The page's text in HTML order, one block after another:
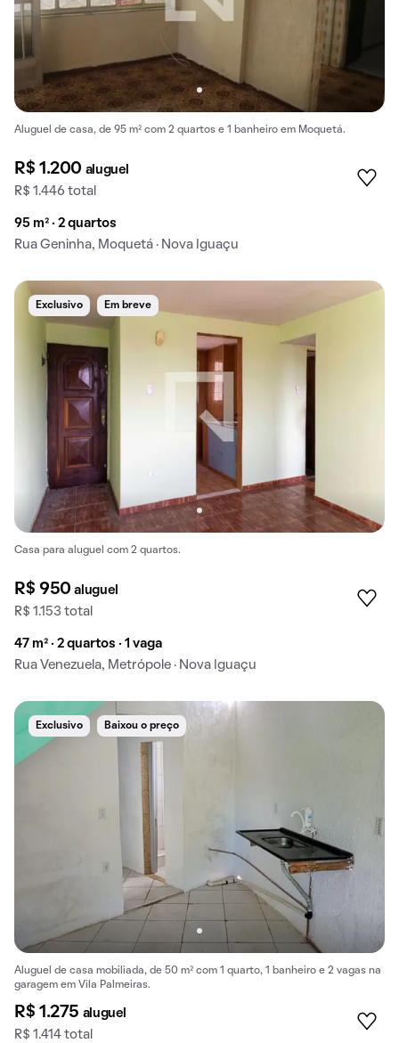
Aluguel de casa, de 95 m² com 2 quartos e 1 banheiro em Moquetá.
R$ 1.200 aluguel
R$ 1.446 total
95 m² · 2 quartos
Rua Geninha, Moquetá · Nova Iguaçu
Exclusivo Em breve
Casa para aluguel com 2 quartos.
R$ 950aluguel
R$ 1.153 total
47 m² · 2 quartos · 1 vaga
Rua Venezuela, Metrópole · Nova Iguaçu
Exclusivo Baixou o preço
Aluguel de casa mobiliada, de 50 m² com 1 quarto, 1 banheiro e 2 vagas na
garagem em Vila Palmeiras.
R$ 1.275 aluguel
R$ 1.414 total